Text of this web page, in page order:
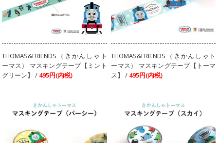
THOMAS&FRIENDS（きかんしゃト
ーマス） マスキングテープ【ミント
グリーン】 / 495円(内税)
THOMAS&FRIENDS（きかんしゃト
ーマス） マスキングテープ【トーマ
ス】 / 495円(内税)